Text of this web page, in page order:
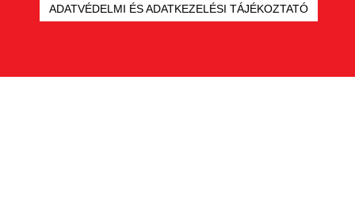
ADATVÉDELMI ÉS ADATKEZELÉSI TÁJÉKOZTATÓ